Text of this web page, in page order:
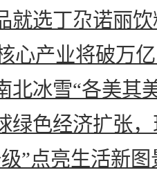
就选丁尕诺丽
心产业将破万
北冰雪“各美其
绿色经济扩张
”点亮生活新